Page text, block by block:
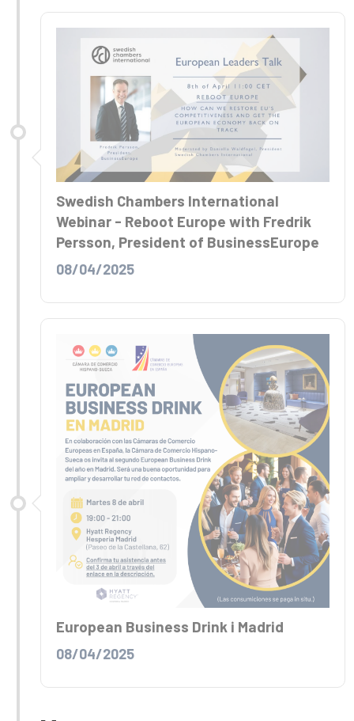
Swedish Chambers International
Webinar - Reboot Europe with Fredrik
Persson, President of BusinessEurope
08/04/2025
European Business Drink i Madrid
08/04/2025